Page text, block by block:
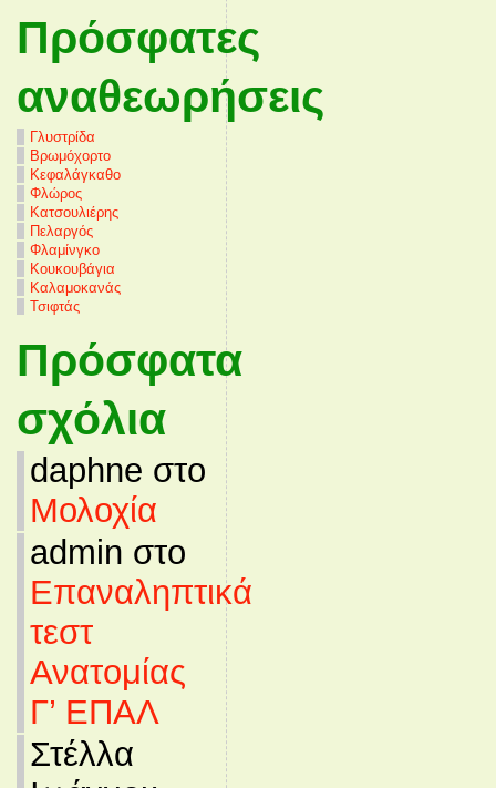
Πρόσφατες
αναθεωρήσεις
Γλυστρίδα
Βρωμόχορτο
Κεφαλάγκαθο
Φλώρος
Κατσουλιέρης
Πελαργός
Φλαμίνγκο
Κουκουβάγια
Καλαμοκανάς
Τσιφτάς
Πρόσφατα
σχόλια
daphne στο
Μολοχία
admin στο
Επαναληπτικά
τεστ
Ανατομίας
Γ’ ΕΠΑΛ
Στέλλα